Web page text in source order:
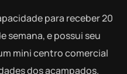
para receber 20
semana, e possui seu
mini centro comercial
dos acampados.